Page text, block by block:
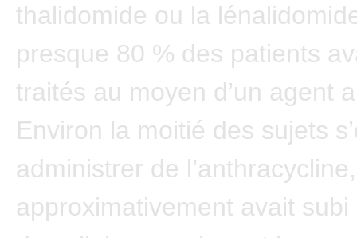
thalidomide ou la
presque 80 % des patients
traités au moyen d’un agent
Environ la moitié des sujets
administrer de
approximativement avait